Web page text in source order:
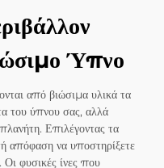
Ύπνο
από βιώσιμα υλικά τα
του ύπνου σας, αλλά
Επιλέγοντας τα
απόφαση να υποστηρίξετε
Οι φυσικές ίνες που